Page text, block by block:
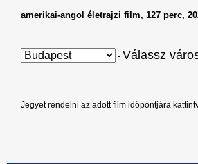
amerikai-angol életrajzi film, 127 perc,
- Válassz
Jegyet rendelni az adott film időpontjára